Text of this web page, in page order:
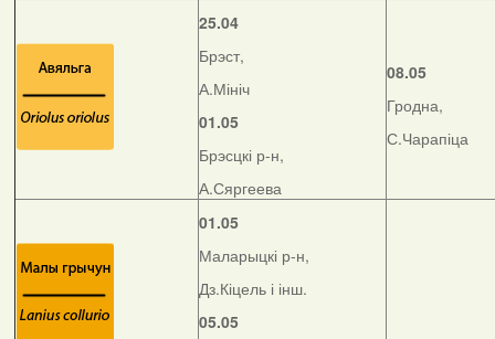
25.04
Брэст,
А.Мініч
01.05
Брэсцкі р-н,
А.Сяргеева
08.05
Гродна,
С.Чарапіца
01.05
Маларыцкі р-н,
Дз.Кіцель і інш.
05.05